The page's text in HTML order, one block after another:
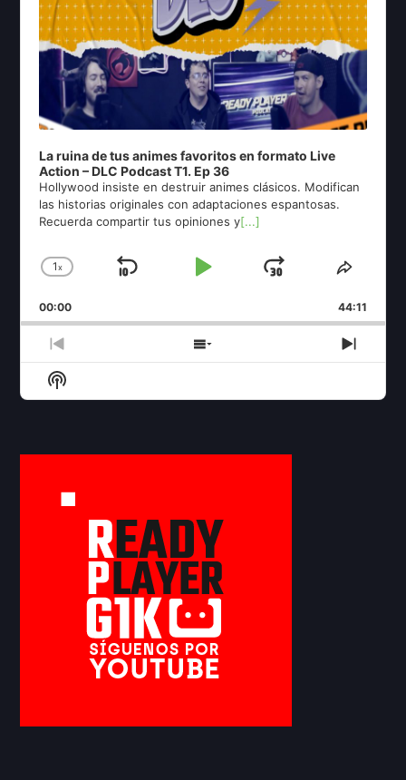
La ruina de tus animes favoritos en formato Live
Action – DLC Podcast T1. Ep 36
Hollywood insiste en destruir animes clásicos. Modifican
las historias originales con adaptaciones espantosas.
Recuerda compartir tus opiniones y[...]
Change
Rate
1x
Skip
Play
Jump
Forward
Share
00:00 44:11
Previous
Episode
Show
Episodes
Next
Show
Podcast